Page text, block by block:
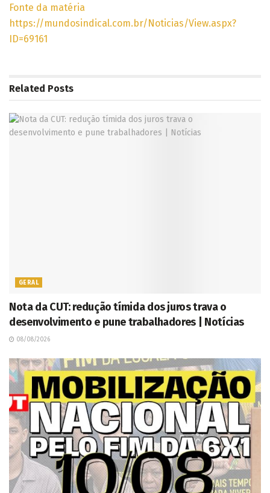
Fonte da matéria
https://mundosindical.com.br/Noticias/View.aspx?
ID=69161
Related Posts
GERAL
Nota da CUT: redução tímida dos juros trava o
desenvolvimento e pune trabalhadores | Notícias
08/08/2026